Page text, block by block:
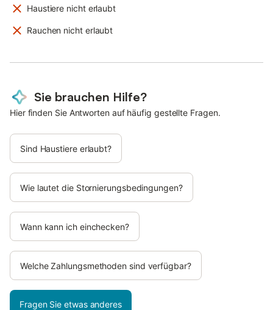
Haustiere nicht erlaubt
Rauchen nicht erlaubt
Sie brauchen Hilfe?
Hier finden Sie Antworten auf häufig gestellte Fragen.
Sind Haustiere erlaubt?
Wie lautet die Stornierungsbedingungen?
Wann kann ich einchecken?
Welche Zahlungsmethoden sind verfügbar?
Fragen Sie etwas anderes